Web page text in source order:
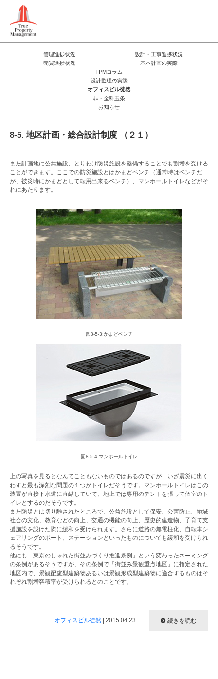
管理進捗状況
設計・工事進捗状況
売買進捗状況
基本計画の実際
TPMコラム
設計監理の実際
オフィスビル徒然
非・金科玉条
お知らせ
8-5. 地区計画・総合設計制度 （２１）
また計画地に公共施設、とりわけ防災施設を整備することでも割増を受ける
ことができます。ここでの防災施設とはかまどベンチ（通常時はベンチだ
が、被災時にかまどとして転用出来るベンチ）、マンホールトイレなどがそ
れにあたります。
図8-5-3:かまどベンチ
図8-5-4:マンホールトイレ
上の写真を見るとなんてこともないものではあるのですが、いざ震災に出く
わすと最も深刻な問題の１つがトイレだそうです。マンホールトイレはこの
装置が直接下水道に直結していて、地上では専用のテントを張って個室のト
イレとするのだそうです。
また防災とは切り離されたところで、公益施設として保安、公害防止、地域
社会の文化、教育などの向上、交通の機能の向上、歴史的建造物、子育て支
援施設を設けた際に緩和を受けられます。さらに道路の無電柱化、自転車シ
ェアリングのポート、ステーションといったものについても緩和を受けられ
るそうです。
他にも「東京のしゃれた街並みづくり推進条例」という変わったネーミング
の条例があるそうですが、その条例で「街並み景観重点地区」に指定された
地区内で、景観配慮型建築物あるいは景観形成型建築物に適合するものはそ
れぞれ割増容積率が受けられるとのことです。
オフィスビル徒然| 2015.04.23 続きを読む